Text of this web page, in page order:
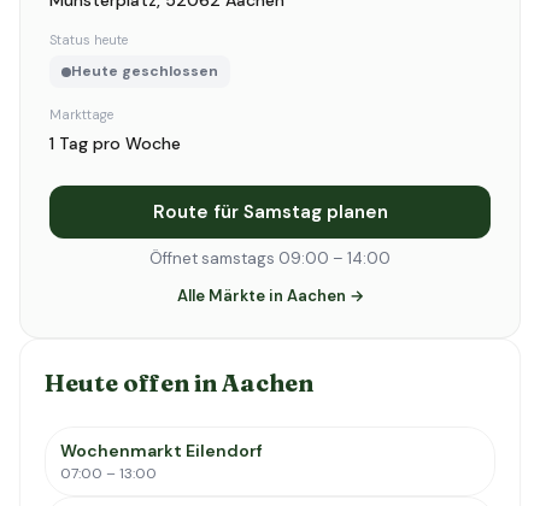
Status heute
Heute geschlossen
Markttage
1 Tag pro Woche
Route für Samstag planen
Öffnet samstags 09:00 – 14:00
Alle Märkte in Aachen →
Heute offen in Aachen
Wochenmarkt Eilendorf
07:00 – 13:00